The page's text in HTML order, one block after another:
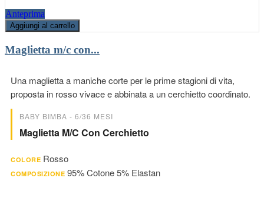
Anteprima
Aggiungi al carrello
Maglietta m/c con...
Una maglietta a maniche corte per le prime stagioni di vita,
proposta in rosso vivace e abbinata a un cerchietto coordinato.
BABY BIMBA - 6/36 MESI
Maglietta M/c Con Cerchietto
COLORE Rosso
COMPOSIZIONE 95% Cotone 5% Elastan